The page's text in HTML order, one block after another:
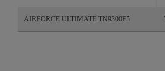
AIRFORCE ULTIMATE TN9300F5